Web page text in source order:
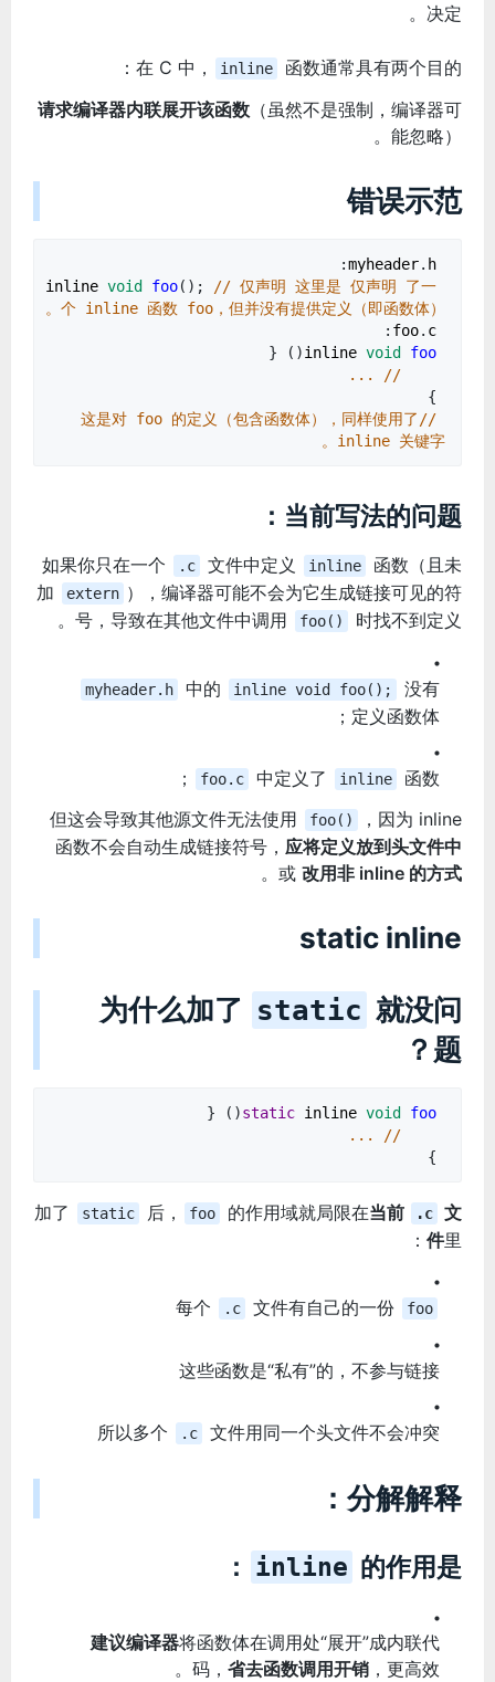
决定。
在 C 中， inline
函数通常具有两个目的：
请求编译器内联展开该函数 （虽然不是强制，编译器可
能忽略）。
错误示范
myheader. h
:
inline void foo();
// 仅声明 这里是 仅声明 了一
个 inline 函数 foo，但并没有提供定义（即函数体）。
foo. c
:
inline void foo
() {
// ...
}
//这是对 foo 的定义（包含函数体），同样使用了
inline 关键字。
当前写法的问题：
如果你只在一个 .c 文件中定义 inline
函数（且未
加
extern ），编译器可能不会为它生成链接可见的符
号，导致在其他文件中调用
foo() 时找不到定义。
myheader.h 中的 inline void foo();
没有
定义函数体；
foo.c 中定义了 inline
函数；
但这会导致其他源文件无法使用
foo()
，因为 inline
函数不会自动生成链接符号， 应将定义放到头文件中
或 改用非 inline 的方式
。
static inline
为什么加了 static 就没问
题？
static inline void foo
() {
// ...
}
加了 static 后， foo 的作用域就局限在当前 .c
文
件里：
每个 .c 文件有自己的一份 foo
这些函数是“私有”的，不参与链接
所以多个 .c 文件用同一个头文件不会冲突
分解解释：
inline 的作用是：
建议编译器将函数体在调用处“展开”成内联代
码， 省去函数调用开销 ，更高效。